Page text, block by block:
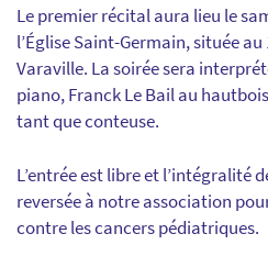
Le premier récital aura lieu le
l’Église Saint-Germain, située
Varaville. La soirée sera
piano, Franck Le Bail au
tant que conteuse.
L’entrée est libre et l’intégralité
reversée à notre association
contre les cancers pédiatriques.